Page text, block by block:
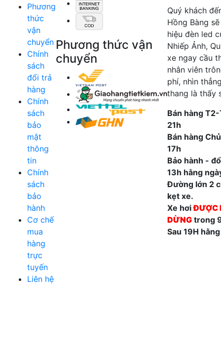
Phương
thức
vận
chuyển
Chính
sách
đổi trả
hàng
Chính
sách
bảo
mật
thông
tin
Chính
sách
bảo
hành
Cơ chế
mua
hàng
trực
tuyến
Liên hệ
Phương thức vận
chuyển
Quý khách
Hồng Bàng
hiệu đèn led
Nhiếp Ảnh,
xe ngay cầu
nhân viên
phí, nhìn
thang là thấy
Bán hàng
21h
Bán hàng
17h
Bảo hành -
13h hằng
Đường lớn 2
kẹt xe.
Xe hơiĐƯỢC
DỪNG trong
Sau 19H